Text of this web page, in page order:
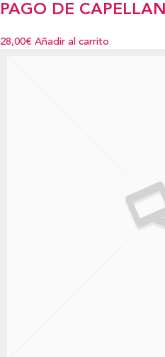
PAGO DE
28,00€ Añadir al carrito